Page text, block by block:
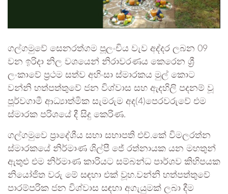
ගල්ගමුවේ සෙනරත්ගම පූලංචිය වැව අද්දර ලබන 09
වන ඉරිදා නිල වශයෙන් නිරාවරණය කෙරෙන ශ්‍රී
ලංකාවේ ප්‍රථම සත්ව අහිංසා ස්මාරකය මුල් කොට
වන්නි හත්පත්තුවේ ජන විශ්වාස සහ ඇදහිලි පදනම් වූ
පූර්වගාමී ආධ්‍යාත්මික සැමරුම අද(4)පෙරවරුවේ එම
ස්මාරක පරිශයේ දී සිදු කෙරිණ.
ගල්ගමුවෙ ප්‍රාදේශීය සභා සභාපති එච්.කේ විමලරත්න
ස්මාරකයේ නිර්මාණ ශිල්පී ජේ රත්නායක යන මහතුන්
ඇතුළු එම නිර්මාණ කාරියට සම්බන්ධ පාර්ශව කිහිපයක
නියෝජිත වරු මේ සඳහා එක් වූහ.වන්නි හත්පත්තුවේ
පාරම්පරික ජන විශ්වාස සඳහා අගැයුමක් ලබා දීම